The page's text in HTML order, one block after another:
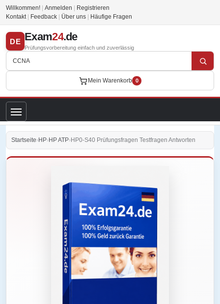
Willkommen! Anmelden
Registrieren
Kontakt
Feedback Über uns Häufige Fragen
DE Exam24.de
Prüfungsvorbereitung einfach und zuverlässig
Mein Warenkorb 0
Startseite›HP›HP ATP›HP0-S40 Prüfungsfragen Testfragen Antworten